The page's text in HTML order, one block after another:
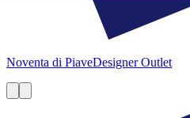
Noventa di PiaveDesigner Outlet